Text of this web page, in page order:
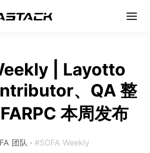
| Layotto
、QA 整
本周发布
团队 · #SOFA Weekly